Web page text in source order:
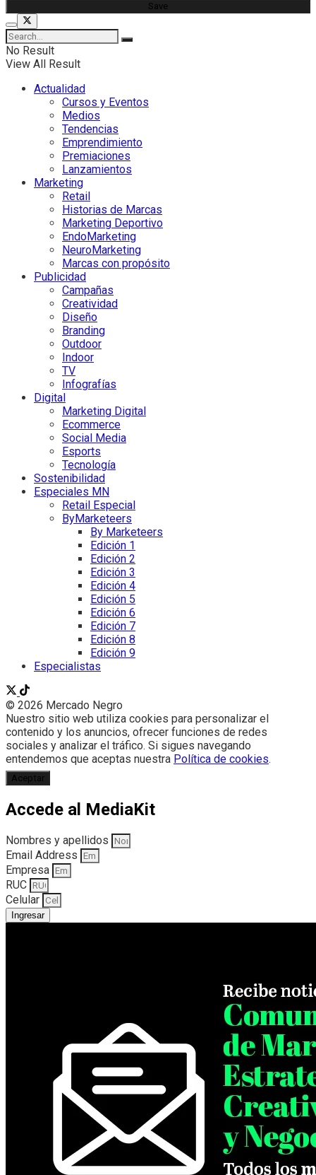
No Result
View All Result
Actualidad
Cursos y Eventos
Medios
Tendencias
Emprendimiento
Premiaciones
Lanzamientos
Marketing
Retail
Historias de Marcas
Marketing Deportivo
EndoMarketing
NeuroMarketing
Marcas con propósito
Publicidad
Campañas
Creatividad
Diseño
Branding
Outdoor
Indoor
TV
Infografías
Digital
Marketing Digital
Ecommerce
Social Media
Esports
Tecnología
Sostenibilidad
Especiales MN
Retail Especial
ByMarketeers
By Marketeers
Edición 1
Edición 2
Edición 3
Edición 4
Edición 5
Edición 6
Edición 7
Edición 8
Edición 9
Especialistas
© 2026 Mercado Negro
Nuestro sitio web utiliza cookies para personalizar el
contenido y los anuncios, ofrecer funciones de redes
sociales y analizar el tráfico. Si sigues navegando
entendemos que aceptas nuestra Política de cookies.
Aceptar
Accede al MediaKit
Nombres y apellidos
Email Address
Empresa
RUC
Celular
Ingresar